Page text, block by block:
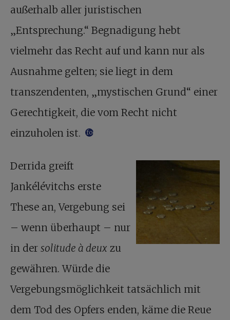
außerhalb aller juristischen
„Entsprechung.“ Begnadigung hebt
vielmehr das Recht auf und kann nur als
Ausnahme gelten; sie liegt in dem
transzendenten, „mystischen Grund“ einer
Gerechtigkeit, die vom Recht nicht
einzuholen ist.
footnote
Derrida greift
Jankélévitchs erste
These an, Vergebung sei
– wenn überhaupt – nur
in der solitude à deux zu
gewähren. Würde die
Vergebungsmöglichkeit tatsächlich mit
dem Tod des Opfers enden, käme die Reue